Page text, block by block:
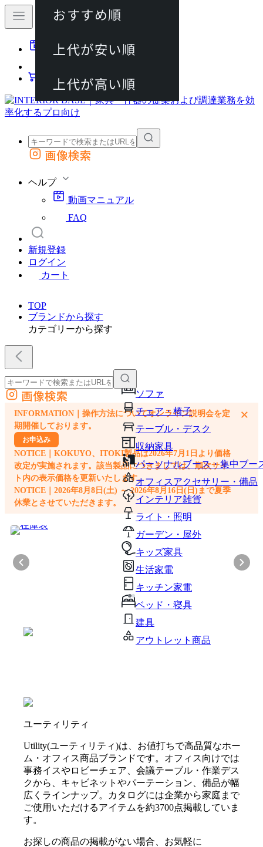
動画マニュアル
カート
外部サイトの商品をカートに追加
画像検索
ヘルプ
動画マニュアル
FAQ
新規登録
ログイン
カート
TOP
ブランドから探す
カテゴリーから探す
ソファ
チェア・椅子
テーブル・デスク
収納家具
パーソナルブース・集中ブー
オフィスアクセサリー・備品
インテリア雑貨
ライト・照明
ガーデン・屋外
キッズ家具
生活家電
キッチン家電
ベッド・寝具
建具
アウトレット商品
外部サイトの商品をカートに追加
他のサイトで見つけた商品ページのURLを貼り付けて、カートに追加できます
画像検索
INFORMATION｜操作方法についてオンライン説明会を定
期開催しております。
お申込み
NOTICE｜KOKUYO、ITOKI製品は2026年7月1日より価格
改定が実施されます。該当製品につきましては、順次サイ
ト内の表示価格を更新いたします。
NOTICE｜2026年8月8日(土) ～ 2026年8月16日(日)まで夏季
休業とさせていただきます。
×
ユーティリティ
Utility(ユーティリティ)は、お値打ちで高品質なホー
ム・オフィス商品ブランドです。オフィス向けでは
事務イスやロビーチェア、会議テーブル・作業デス
クから、キャビネットやパーテーション、備品が幅
広くラインナップ。カタログには企業から家庭まで
ご使用いただけるアイテムを約3700点掲載していま
す。
お探しの商品の掲載がない場合、お気軽に
おすすめ順
上代が安い順
上代が高い順